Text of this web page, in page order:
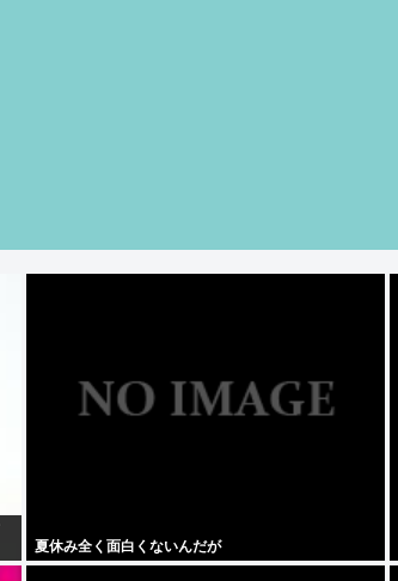
夏休み全く面白くないんだが